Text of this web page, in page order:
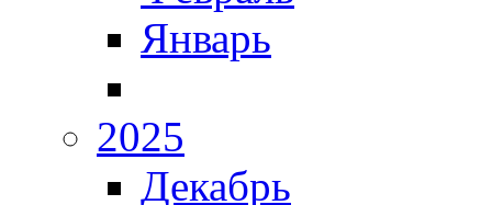
Январь
2025
Декабрь